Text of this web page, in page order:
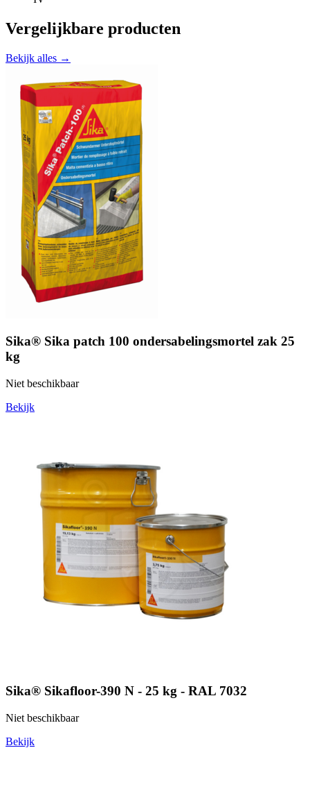
Vergelijkbare producten
Bekijk alles →
Sika® Sika patch 100 ondersabelingsmortel zak 25
kg
Niet beschikbaar
Bekijk
Sika® Sikafloor-390 N - 25 kg - RAL 7032
Niet beschikbaar
Bekijk